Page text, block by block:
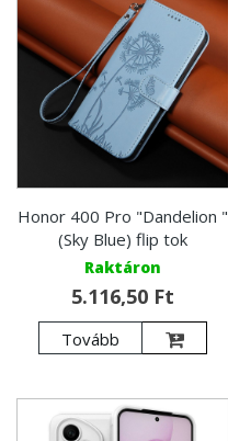
Honor 400 Pro "Dandelion "
(Sky Blue) flip tok
Raktáron
5.116,50 Ft
Tovább